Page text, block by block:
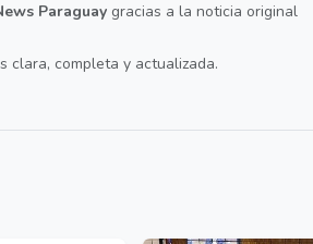
Paraguay gracias a la noticia original
clara, completa y actualizada.